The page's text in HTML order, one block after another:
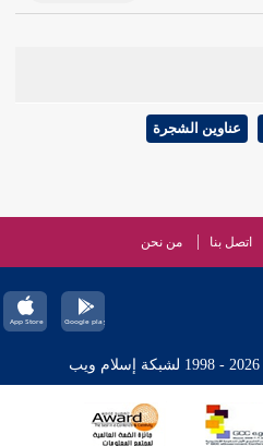
عناوين الشجرة
اتصل بنا من نحن